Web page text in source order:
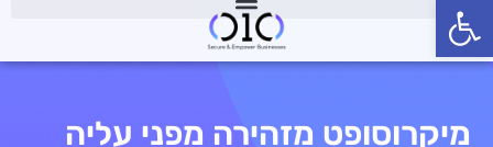
פתח סרגל נגישות
מיקרוסופט מזהירה מפני עליה